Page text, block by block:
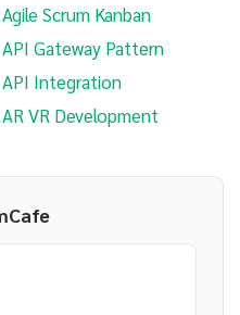
Scrum Kanban
Gateway Pattern
Integration
VR Development